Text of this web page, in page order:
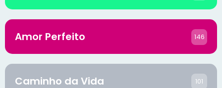
Amor Perfeito 146
Caminho da Vida 101